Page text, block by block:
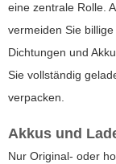
eine zentrale Rolle.
vermeiden Sie
Dichtungen und
Sie vollständig
verpacken.
Akkus und
Nur Original- oder